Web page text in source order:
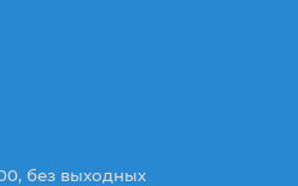
без выходных